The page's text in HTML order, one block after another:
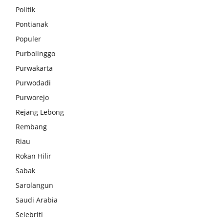
Politik
Pontianak
Populer
Purbolinggo
Purwakarta
Purwodadi
Purworejo
Rejang Lebong
Rembang
Riau
Rokan Hilir
Sabak
Sarolangun
Saudi Arabia
Selebriti